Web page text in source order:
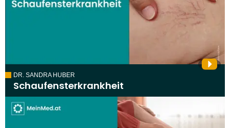
DR. SANDRA HUBER
Schaufensterkrankheit